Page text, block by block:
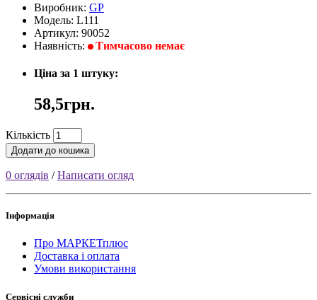
Виробник: GP
Модель: L111
Артикул: 90052
Наявність:
Тимчасово немає
Ціна за 1 штуку:
58,5грн.
Кількість
Додати до кошика
0 оглядів /Написати огляд
Інформація
Про МАРКЕТплюс
Доставка і оплата
Умови використання
Сервісні служби